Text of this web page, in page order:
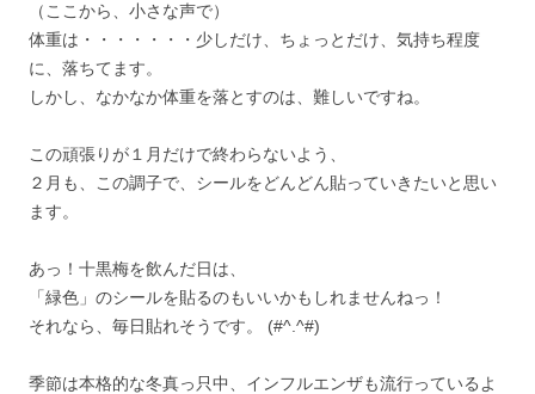
（ここから、小さな声で）
体重は・・・・・・・少しだけ、ちょっとだけ、気持ち程度
に、落ちてます。
しかし、なかなか体重を落とすのは、難しいですね。
この頑張りが１月だけで終わらないよう、
２月も、この調子で、シールをどんどん貼っていきたいと思い
ます。
あっ！十黒梅を飲んだ日は、
「緑色」のシールを貼るのもいいかもしれませんねっ！
それなら、毎日貼れそうです。 (#^.^#)
季節は本格的な冬真っ只中、インフルエンザも流行っているよ